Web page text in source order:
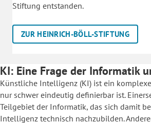
Stiftung entstanden.
ZUR HEINRICH-BÖLL-STIFTUNG
KI: Eine Frage der Informatik
Künstliche Intelligenz (KI) ist ein
nur schwer eindeutig definierbar ist.
Teilgebiet der Informatik, das sich damit
Intelligenz technisch nachzubilden.